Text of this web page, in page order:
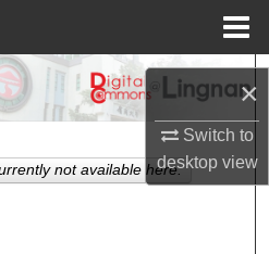
×
Switch to
desktopview
Search
not available here.